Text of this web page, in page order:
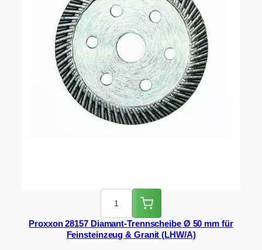
Proxxon 28157 Diamant-Trennscheibe Ø 50 mm für
Feinsteinzeug & Granit (LHW/A)